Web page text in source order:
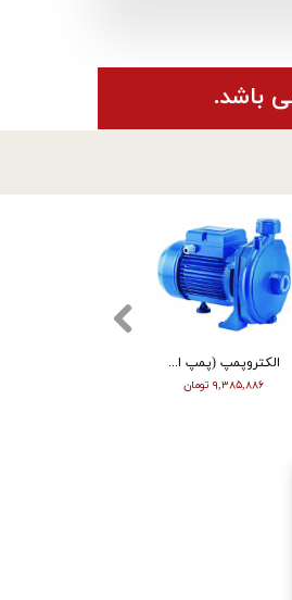
باشد.
الکتروپمپ (پمپ اب ) ویگو بشقابی 0/5 اسب پروانه پلاستیک CPM130
۹,۳۸۵,۸۸۶ تومان